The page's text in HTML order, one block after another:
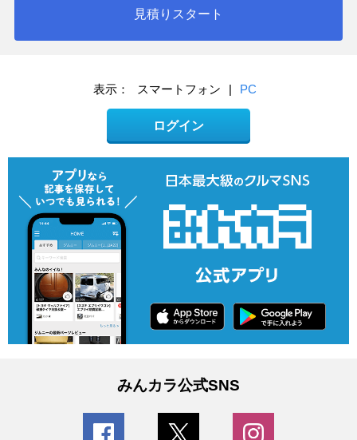
見積りスタート
表示： スマートフォン | PC
ログイン
みんカラ公式SNS